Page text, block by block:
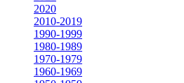
2020
2010-2019
1990-1999
1980-1989
1970-1979
1960-1969